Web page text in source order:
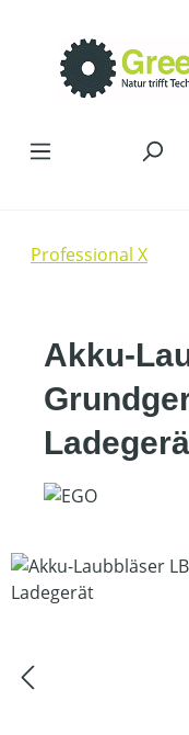
Professional X
Akku-
Bildergalerie